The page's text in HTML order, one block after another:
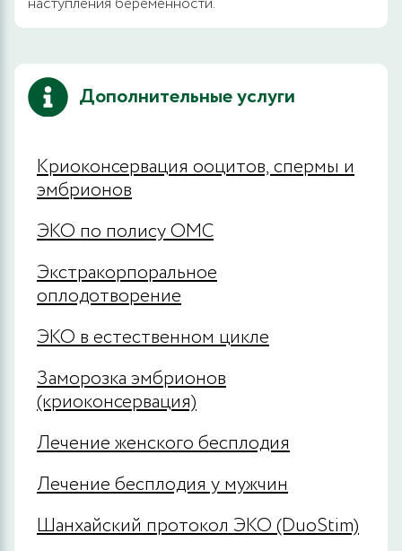
Дополнительные услуги
Криоконсервация ооцитов, спермы и
эмбрионов
ЭКО по полису ОМС
Экстракорпоральное
оплодотворение
ЭКО в естественном цикле
Заморозка эмбрионов
(криоконсервация)
Лечение женского бесплодия
Лечение бесплодия у мужчин
Шанхайский протокол ЭКО (DuoStim)